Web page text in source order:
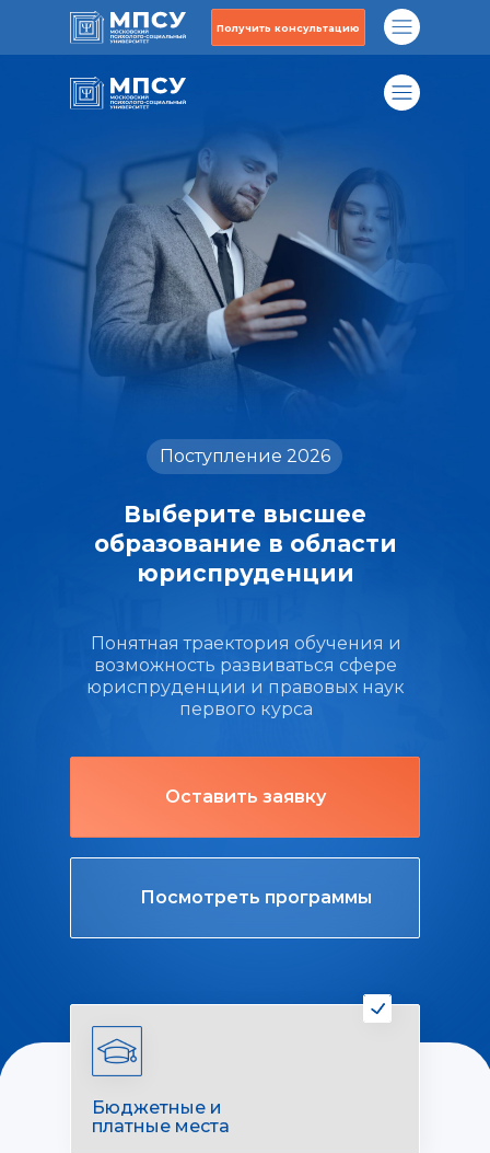
Получить консультацию
Бюджетные и
платные места
Оставить заявку
Посмотреть программы
Выберите высшее
образование в области
юриспруденции
Поступление 2026
Понятная траектория обучения и
возможность развиваться сфере
юриспруденции и правовых наук
первого курса